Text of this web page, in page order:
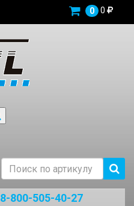
0 0
8-800-505-40-27